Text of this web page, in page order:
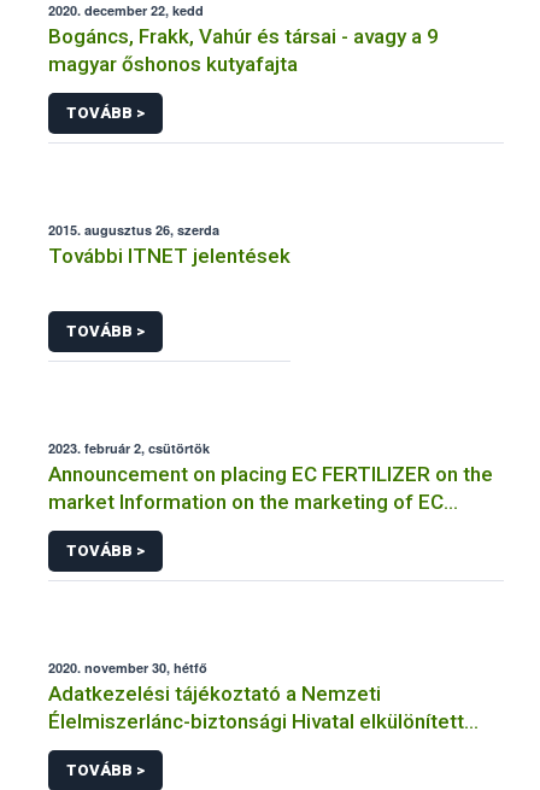
2020. december 22, kedd
Bogáncs, Frakk, Vahúr és társai - avagy a 9
magyar őshonos kutyafajta
TOVÁBB >
2015. augusztus 26, szerda
További ITNET jelentések
TOVÁBB >
2023. február 2, csütörtök
Announcement on placing EC FERTILIZER on the
market Information on the marketing of EC
FERTILIZER and the application for a certificate
TOVÁBB >
2020. november 30, hétfő
Adatkezelési tájékoztató a Nemzeti
Élelmiszerlánc-biztonsági Hivatal elkülönített
visszaélés-bejelentési rendszerhez kapcsolódó
adatkezeléséhez
TOVÁBB >